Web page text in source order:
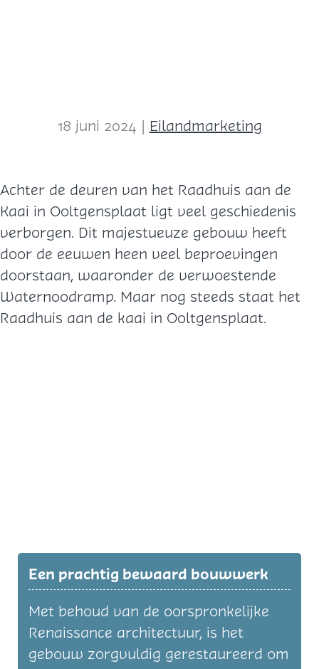
18 juni 2024 | Eilandmarketing
Achter de deuren van het Raadhuis aan de
Kaai in Ooltgensplaat ligt veel geschiedenis
verborgen. Dit majestueuze gebouw heeft
door de eeuwen heen veel beproevingen
doorstaan, waaronder de verwoestende
Waternoodramp. Maar nog steeds staat het
Raadhuis aan de kaai in Ooltgensplaat.
Een prachtig bewaard bouwwerk
Met behoud van de oorspronkelijke
Renaissance architectuur, is het
gebouw zorgvuldig gerestaureerd om